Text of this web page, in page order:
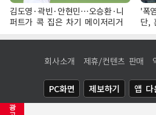
광
김도영·곽빈·안현민…오승환·니
퍼트가 콕 집은 차기 메이저리거
'폭
단,
해
회사소개 제휴/컨텐츠 판매
PC화면 제보하기 앱 다